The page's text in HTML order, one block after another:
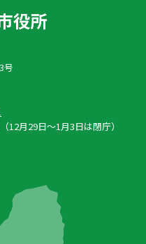
号
12月29日〜1月3日は閉庁）